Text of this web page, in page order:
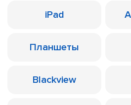
iPad
Планшеты
Blackview